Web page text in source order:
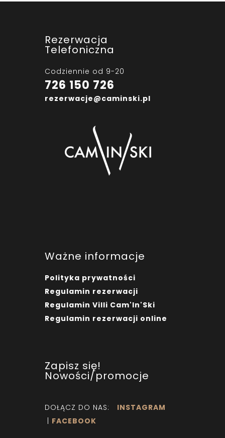
Rezerwacja
Telefoniczna
Codziennie od 9-20
726 150 726
rezerwacje@caminski.pl
Ważne informacje
Polityka prywatności
Regulamin rezerwacji
Regulamin Villi Cam'In'Ski
Regulamin rezerwacji online
Zapisz się!
Nowości/promocje
DOŁĄCZ DO NAS: INSTAGRAM
| FACEBOOK